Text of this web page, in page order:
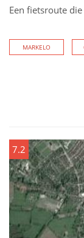
Een fietsroute
MARKELO
7.2